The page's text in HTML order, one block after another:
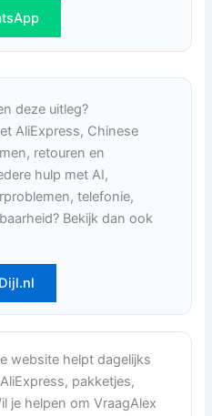
deze uitleg?
AliExpress, Chinese
retouren en
hulp met AI,
telefonie,
Bekijk dan ook
website helpt dagelijks
pakketjes,
je helpen om VraagAlex